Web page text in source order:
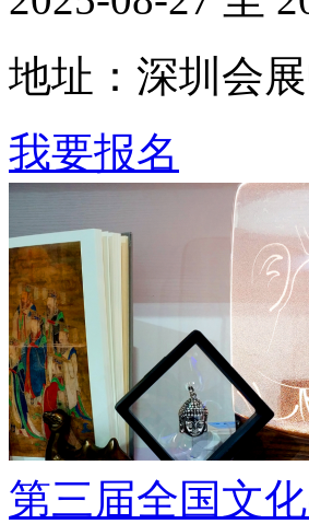
地址：深圳会
我要报名
第三届全国文